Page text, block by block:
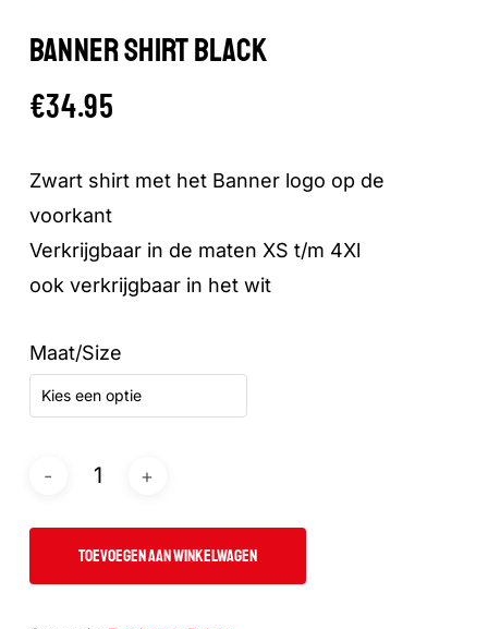
BANNER SHIRT BLACK
€34.95
Zwart shirt met het Banner logo op de
voorkant
Verkrijgbaar in de maten XS t/m 4Xl
ook verkrijgbaar in het wit
Maat/Size
Kies een optie
TOEVOEGEN AAN WINKELWAGEN